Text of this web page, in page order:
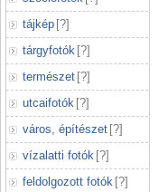
tájkép [?]
tárgyfotók [?]
természet [?]
utcaifotók [?]
város, építészet [?]
vízalatti fotók [?]
feldolgozott fotók [?]